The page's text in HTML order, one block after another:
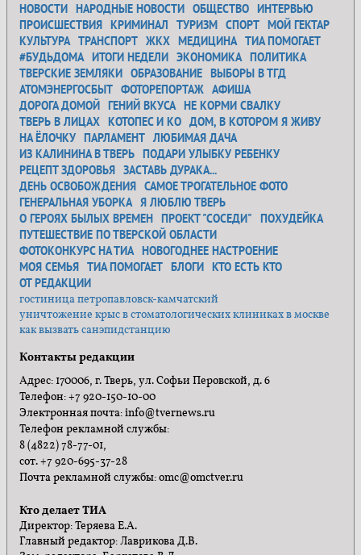
НОВОСТИ НАРОДНЫЕ НОВОСТИ ОБЩЕСТВО ИНТЕРВЬЮ
ПРОИСШЕСТВИЯ КРИМИНАЛ ТУРИЗМ СПОРТ МОЙ ГЕКТАР
КУЛЬТУРА ТРАНСПОРТ ЖКХ МЕДИЦИНА ТИА ПОМОГАЕТ
#БУДЬДОМА ИТОГИ НЕДЕЛИ ЭКОНОМИКА ПОЛИТИКА
ТВЕРСКИЕ ЗЕМЛЯКИ ОБРАЗОВАНИЕ ВЫБОРЫ В ТГД
АТОМЭНЕРГОСБЫТ ФОТОРЕПОРТАЖ АФИША
ДОРОГА ДОМОЙ ГЕНИЙ ВКУСА НЕ КОРМИ СВАЛКУ
ТВЕРЬ В ЛИЦАХ КОТОПЕС И КО ДОМ, В КОТОРОМ Я ЖИВУ
НА ЁЛОЧКУ ПАРЛАМЕНТ ЛЮБИМАЯ ДАЧА
ИЗ КАЛИНИНА В ТВЕРЬ ПОДАРИ УЛЫБКУ РЕБЕНКУ
РЕЦЕПТ ЗДОРОВЬЯ ЗАСТАВЬ ДУРАКА...
ДЕНЬ ОСВОБОЖДЕНИЯ САМОЕ ТРОГАТЕЛЬНОЕ ФОТО
ГЕНЕРАЛЬНАЯ УБОРКА Я ЛЮБЛЮ ТВЕРЬ
О ГЕРОЯХ БЫЛЫХ ВРЕМЕН ПРОЕКТ "СОСЕДИ"
ПОХУДЕЙКА
ПУТЕШЕСТВИЕ ПО ТВЕРСКОЙ ОБЛАСТИ
ФОТОКОНКУРС НА ТИА НОВОГОДНЕЕ НАСТРОЕНИЕ
МОЯ СЕМЬЯ ТИА ПОМОГАЕТ БЛОГИ КТО ЕСТЬ КТО
ОТ РЕДАКЦИИ
гостиница петропавловск-камчатский
уничтожение крыс в стоматологических клиниках в москве
как вызвать санэпидстанцию
Контакты редакции
Адрес: 170006, г. Тверь, ул. Софьи Перовской, д. 6
Телефон: +7 920-150-10-00
Электронная почта: info@tvernews.ru
Телефон рекламной службы:
8 (4822) 78-77-01,
сот. +7 920-695-37-28
Почта рекламной службы: omc@omctver.ru
Кто делает ТИА
Директор: Теряева Е.А.
Главный редактор: Лаврикова Д.В.